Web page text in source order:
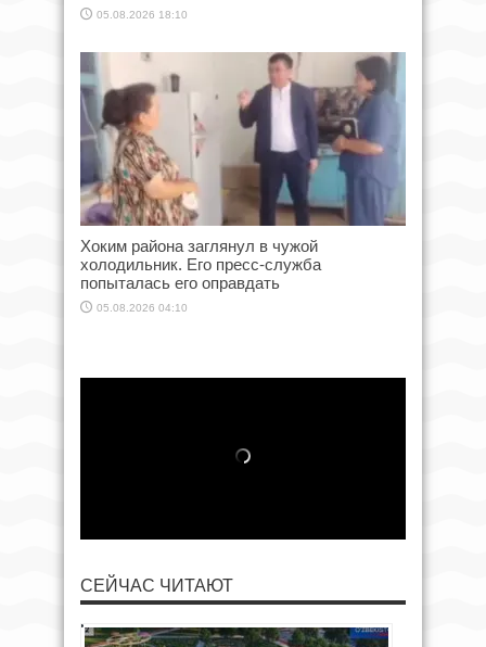
05.08.2026 18:10
Хоким района заглянул в чужой
холодильник. Его пресс-служба
попыталась его оправдать
05.08.2026 04:10
СЕЙЧАС ЧИТАЮТ